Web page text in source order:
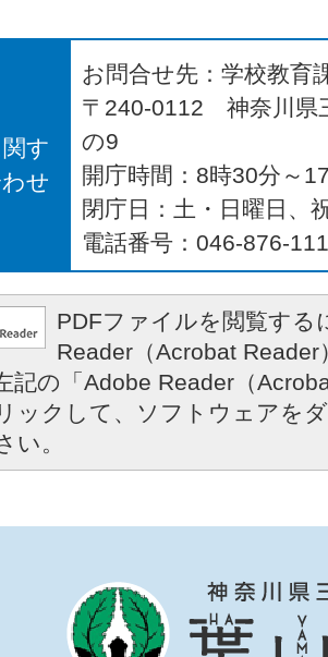
す
せ
お問合せ先：学校教育
〒240-0112 神奈川県
の9
開庁時間：8時30分～
閉庁日：土・日曜日、
電話番号：046-876-
PDFファイルを閲覧する
Reader（Acrobat
記の「Adobe Reader（
ックして、ソフトウェアを
い。